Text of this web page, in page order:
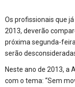
Os profissionais que
2013, deverão
próxima segunda-
serão
Neste ano de 2013, a
com o tema: “Sem